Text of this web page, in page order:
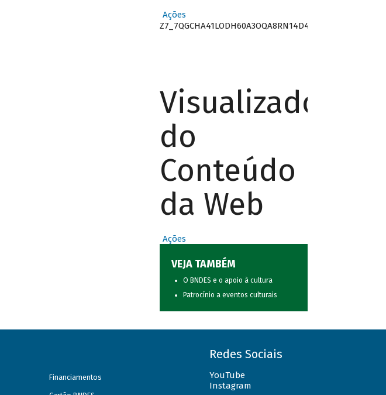
Ações
Z7_7QGCHA41LODH60A3OQA8RN14D4
Visualizador
do
Conteúdo
da Web
Ações
VEJA TAMBÉM
O BNDES e o apoio à cultura
Patrocínio a eventos culturais
Financiamentos
Redes Sociais
YouTube
Instagram